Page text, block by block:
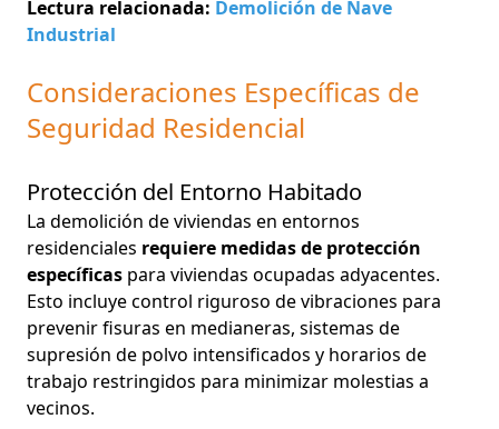
Lectura relacionada: Demolición de Nave
Industrial
Consideraciones Específicas de
Seguridad Residencial
Protección del Entorno Habitado
La demolición de viviendas en entornos
residenciales requiere medidas de protección
específicas para viviendas ocupadas adyacentes.
Esto incluye control riguroso de vibraciones para
prevenir fisuras en medianeras, sistemas de
supresión de polvo intensificados y horarios de
trabajo restringidos para minimizar molestias a
vecinos.